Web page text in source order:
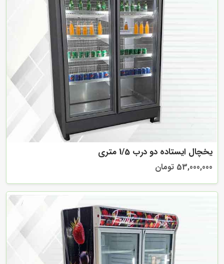
یخچال ایستاده دو درب 1/5 متری
53,000,000 تومان